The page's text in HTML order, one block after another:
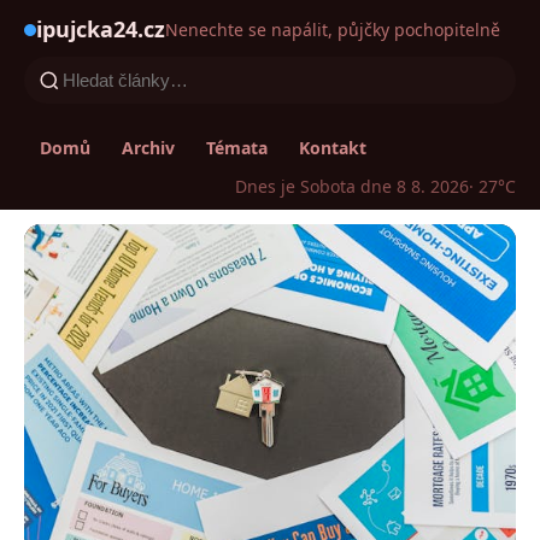
ipujcka24.czNenechte se napálit, půjčky pochopitelně
Domů Archiv Témata
Kontakt
Dnes je Sobota dne 8 8. 2026· 27°C